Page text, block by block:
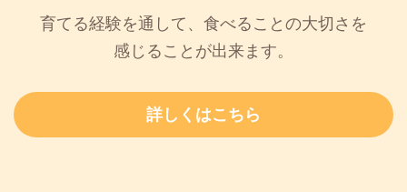
育てる経験を通して、食べることの大切さを
感じることが出来ます。
詳しくはこちら